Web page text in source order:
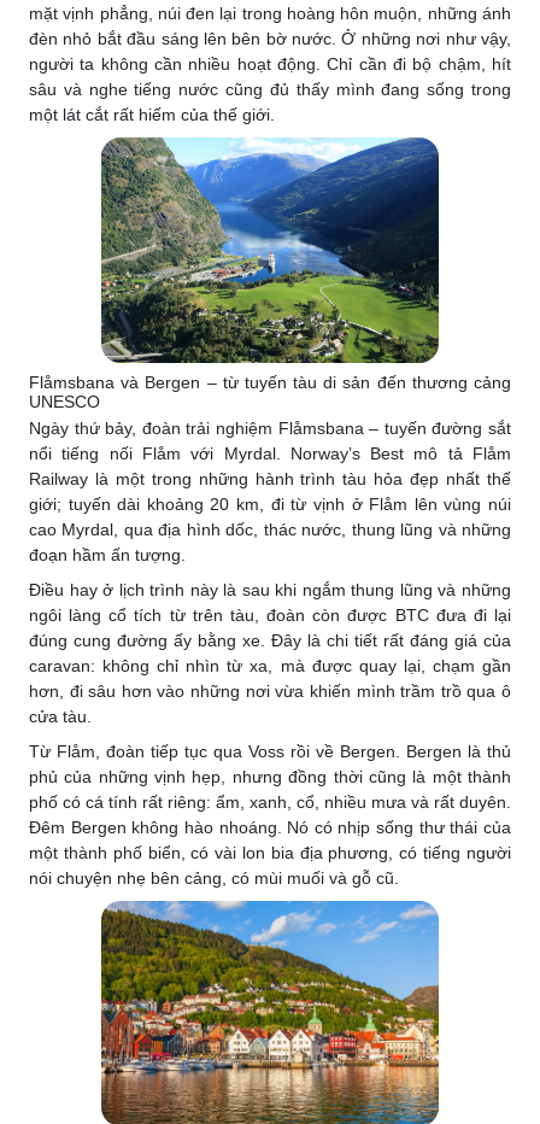
mặt vịnh phẳng, núi đen lại trong hoàng hôn muộn, những ánh
đèn nhỏ bắt đầu sáng lên bên bờ nước. Ở những nơi như vậy,
người ta không cần nhiều hoạt động. Chỉ cần đi bộ chậm, hít
sâu và nghe tiếng nước cũng đủ thấy mình đang sống trong
một lát cắt rất hiếm của thế giới.
Flåmsbana và Bergen – từ tuyến tàu di sản đến thương cảng
UNESCO
Ngày thứ bảy, đoàn trải nghiệm Flåmsbana – tuyến đường sắt
nổi tiếng nối Flåm với Myrdal. Norway’s Best mô tả Flåm
Railway là một trong những hành trình tàu hỏa đẹp nhất thế
giới; tuyến dài khoảng 20 km, đi từ vịnh ở Flåm lên vùng núi
cao Myrdal, qua địa hình dốc, thác nước, thung lũng và những
đoạn hầm ấn tượng.
Điều hay ở lịch trình này là sau khi ngắm thung lũng và những
ngôi làng cổ tích từ trên tàu, đoàn còn được BTC đưa đi lại
đúng cung đường ấy bằng xe. Đây là chi tiết rất đáng giá của
caravan: không chỉ nhìn từ xa, mà được quay lại, chạm gần
hơn, đi sâu hơn vào những nơi vừa khiến mình trầm trồ qua ô
cửa tàu.
Từ Flåm, đoàn tiếp tục qua Voss rồi về Bergen. Bergen là thủ
phủ của những vịnh hẹp, nhưng đồng thời cũng là một thành
phố có cá tính rất riêng: ẩm, xanh, cổ, nhiều mưa và rất duyên.
Đêm Bergen không hào nhoáng. Nó có nhịp sống thư thái của
một thành phố biển, có vài lon bia địa phương, có tiếng người
nói chuyện nhẹ bên cảng, có mùi muối và gỗ cũ.